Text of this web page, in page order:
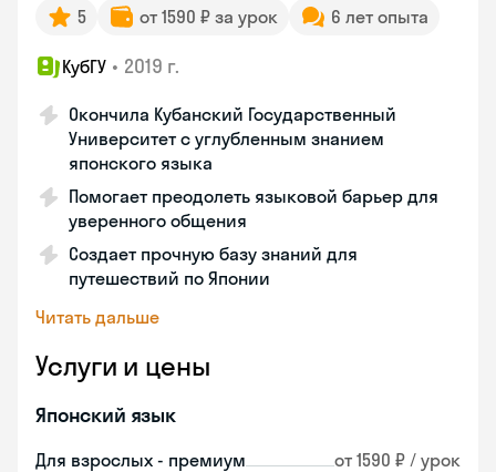
5 от 1590 ₽ за урок 6 лет опыта
КубГУ • 2019 г.
Окончила Кубанский Государственный
Университет с углубленным знанием
японского языка
Помогает преодолеть языковой барьер для
уверенного общения
Создает прочную базу знаний для
путешествий по Японии
Читать дальше
Услуги и цены
Японский язык
Для взрослых - премиум от 1590 ₽ / урок